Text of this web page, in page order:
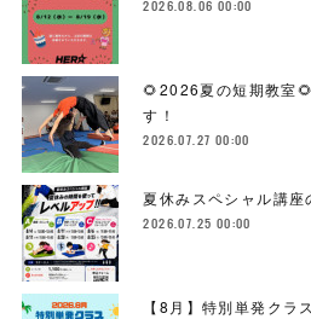
2026.08.06 00:00
🌻2026夏の短期教室
す！
2026.07.27 00:00
夏休みスペシャル講座
2026.07.25 00:00
【8月】特別単発クラ